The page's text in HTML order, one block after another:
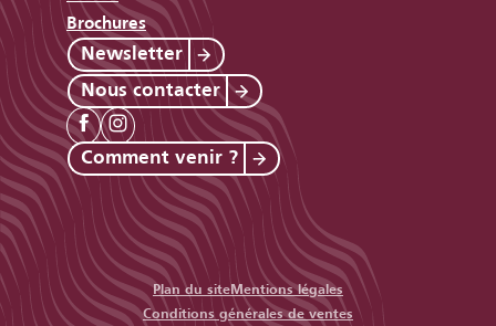
Brochures
Newsletter
Nous contacter
Comment venir ?
Plan du site Mentions légales
Conditions générales de ventes